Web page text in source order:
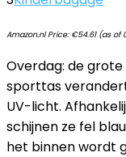
Amazon.nl Price: €54.61(as of
Overdag: de
sporttas
UV-licht.
schijnen ze fel
het binnen wordt